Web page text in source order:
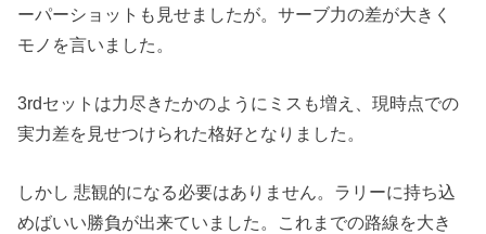
ーパーショットも見せましたが。サーブ力の差が大きく
モノを言いました。
3rdセットは力尽きたかのようにミスも増え、現時点での
実力差を見せつけられた格好となりました。
しかし 悲観的になる必要はありません。ラリーに持ち込
めばいい勝負が出来ていました。これまでの路線を大き